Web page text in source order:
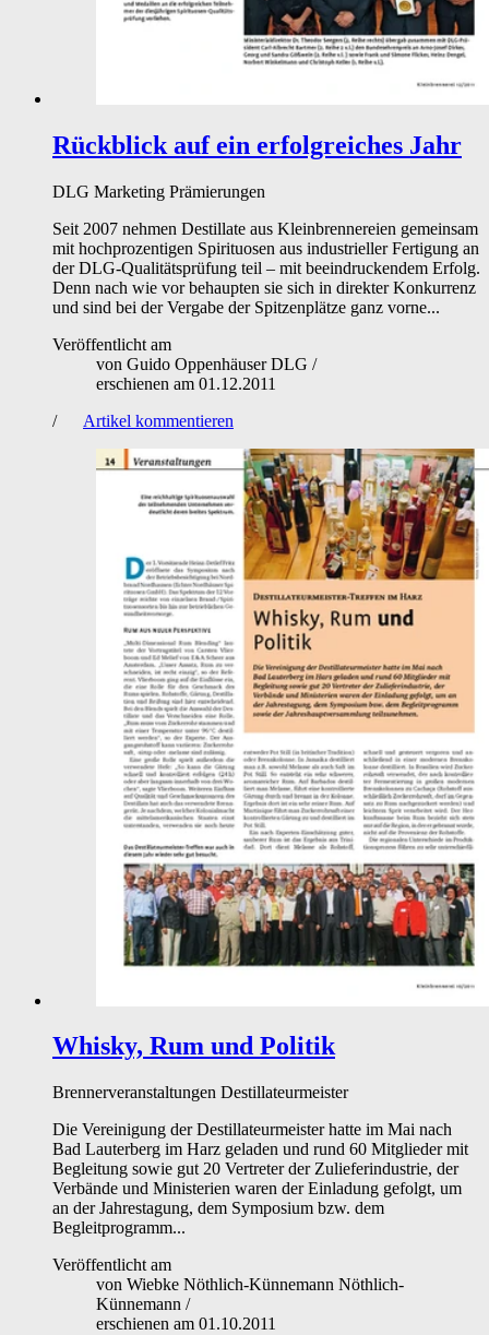
Rückblick auf ein erfolgreiches Jahr
DLG Marketing Prämierungen
Seit 2007 nehmen Destillate aus Kleinbrennereien gemeinsam
mit hochprozentigen Spirituosen aus industrieller Fertigung an
der DLG-Qualitätsprüfung teil – mit beeindruckendem Erfolg.
Denn nach wie vor behaupten sie sich in direkter Konkurrenz
und sind bei der Vergabe der Spitzenplätze ganz vorne...
Veröffentlicht am
von Guido Oppenhäuser DLG /
erschienen am 01.12.2011
/
Artikel kommentieren
Whisky, Rum und Politik
Brennerveranstaltungen Destillateurmeister
Die Vereinigung der Destillateurmeister hatte im Mai nach
Bad Lauterberg im Harz geladen und rund 60 Mitglieder mit
Begleitung sowie gut 20 Vertreter der Zulieferindustrie, der
Verbände und Ministerien waren der Einladung gefolgt, um
an der Jahrestagung, dem Symposium bzw. dem
Begleitprogramm...
Veröffentlicht am
von Wiebke Nöthlich-Künnemann Nöthlich-
Künnemann /
erschienen am 01.10.2011